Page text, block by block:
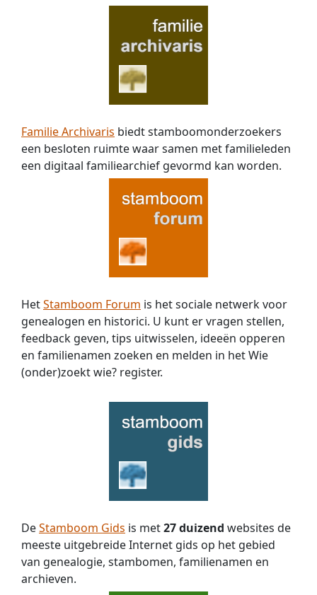
is
die
ook
kom
ik
aan
gegevens
over
de
Familie Archivaris biedt stamboomonderzoekers
een besloten ruimte waar samen met familieleden
een digitaal familiearchief gevormd kan worden.
HetStamboom Forum is het sociale netwerk voor
genealogen en historici. U kunt er vragen stellen,
feedback geven, tips uitwisselen, ideeën opperen
en familienamen zoeken en melden in het Wie
(onder)zoekt wie? register.
DeStamboom Gids is met27 duizend websites de
meeste uitgebreide Internet gids op het gebied
van genealogie, stambomen, familienamen en
archieven.